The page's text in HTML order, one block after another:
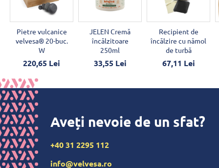
Pietre vulcanice
velvesa® 20-buc.
W
220,65 Lei
JELEN Cremă
încălzitoare
250ml
33,55 Lei
Recipient de
încălzire cu nămol
de turbă
67,11 Lei
Aveți nevoie de un sfat?
+40 31 2295 112
info@velvesa.ro